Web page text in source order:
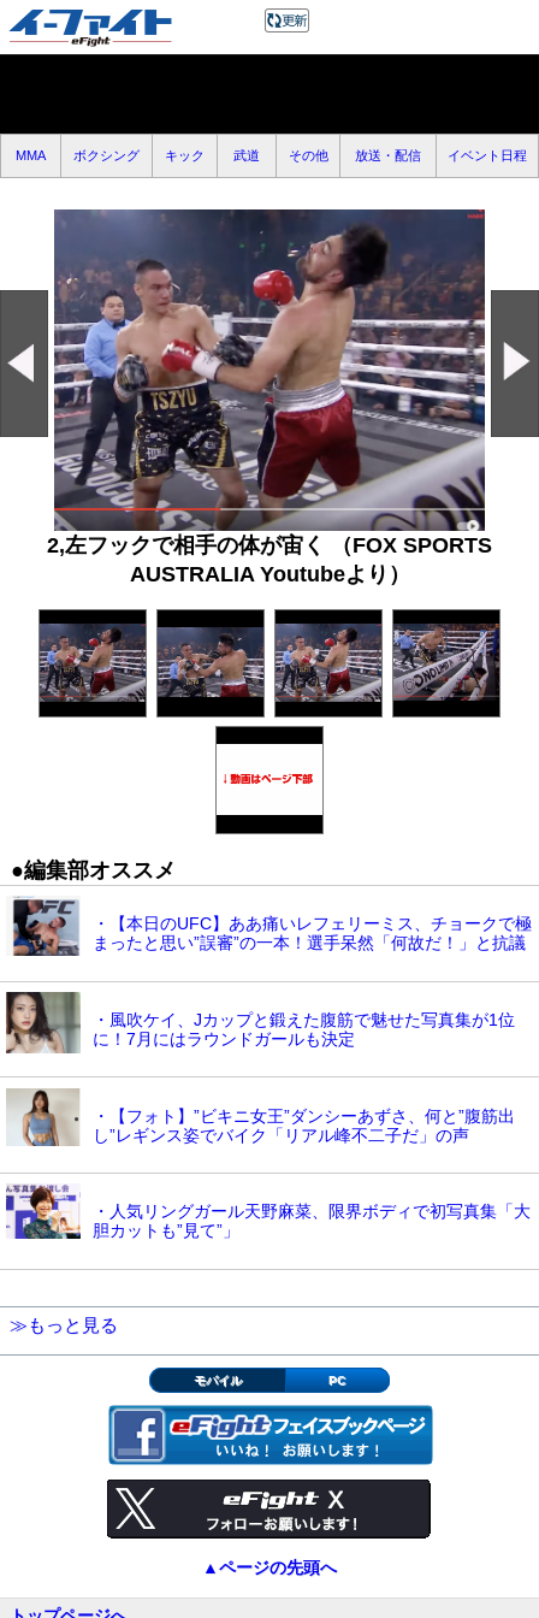
MMA ボクシング キック 武道 その他 放送・配信 イベント日程
2,左フックで相手の体が宙く （FOX SPORTS
AUSTRALIA Youtubeより）
●編集部オススメ
・【本日のUFC】ああ痛いレフェリーミス、チョークで極
まったと思い”誤審”の一本！選手呆然「何故だ！」と抗議
・風吹ケイ、Jカップと鍛えた腹筋で魅せた写真集が1位
に！7月にはラウンドガールも決定
・【フォト】”ビキニ女王”ダンシーあずさ、何と”腹筋出
し”レギンス姿でバイク「リアル峰不二子だ」の声
・人気リングガール天野麻菜、限界ボディで初写真集「大
胆カットも”見て”」
≫もっと見る
モバイル PC
▲ページの先頭へ